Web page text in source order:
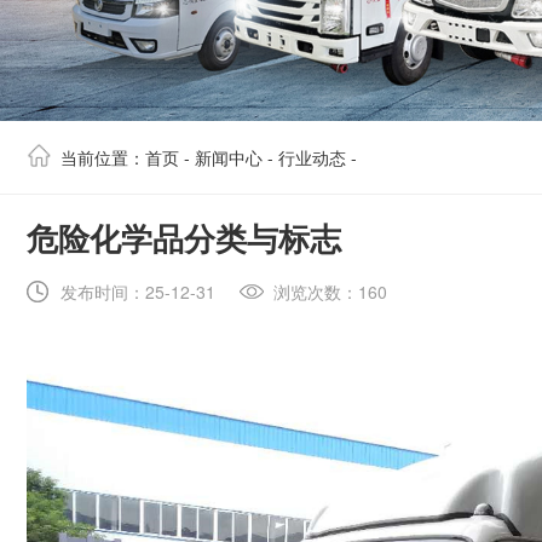
当前位置： 首页 - 新闻中心 - 行业动态 -
​危险化学品分类与标志
发布时间：25-12-31 浏览次数：160